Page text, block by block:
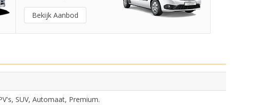
Bekijk Aanbod
SUV, Automaat, Premium.